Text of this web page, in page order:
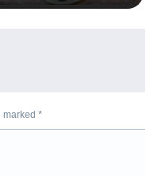
marked *